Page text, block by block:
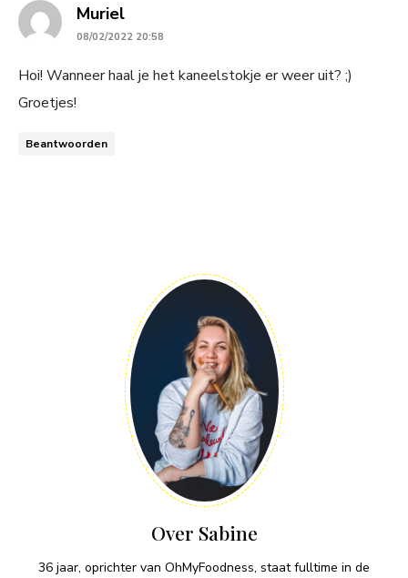
Murielsays:
08/02/2022 20:58
Hoi! Wanneer haal je het kaneelstokje er weer uit? ;)
Groetjes!
Beantwoorden
Over Sabine
36 jaar, oprichter van OhMyFoodness, staat fulltime in de